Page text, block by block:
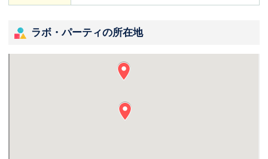
ラボ・パーティの所在地